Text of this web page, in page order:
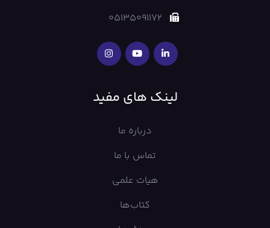
05135091172
لینک های مفید
درباره ما
تماس با ما
هیات علمی
کتاب‌ها